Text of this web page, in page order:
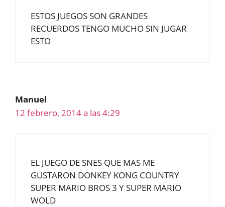
ESTOS JUEGOS SON GRANDES
RECUERDOS TENGO MUCHO SIN JUGAR
ESTO
Manuel
12 febrero, 2014 a las 4:29
EL JUEGO DE SNES QUE MAS ME
GUSTARON DONKEY KONG COUNTRY
SUPER MARIO BROS 3 Y SUPER MARIO
WOLD